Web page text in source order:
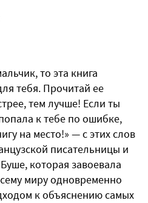
то эта книга
тебя. Прочитай ее
тем лучше! Если ты
к тебе по ошибке,
на место!» — с этих слов
писательницы и
которая завоевала
миру одновременно
к объяснению самых